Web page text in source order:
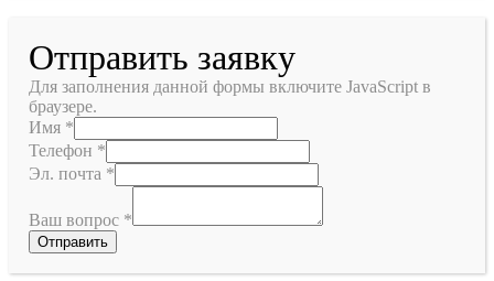
Отправить заявку
Для заполнения данной формы включите JavaScript в
браузере.
Имя *
Телефон *
Эл. почта *
Ваш вопрос *
Отправить